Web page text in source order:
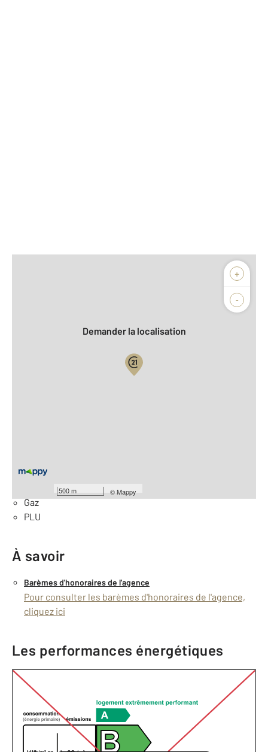
+
-
500 m ©Mappy
Biens vendus
Demander la localisation
Général
bornage
Gaz
PLU
À savoir
Barèmes d'honoraires de l'agence
Pour consulter les barèmes d'honoraires de l'agence,
cliquez ici
Les performances énergétiques